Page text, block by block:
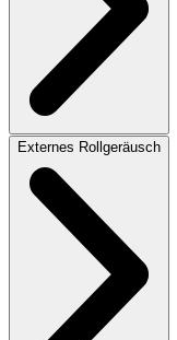
Externes Rollgeräusch